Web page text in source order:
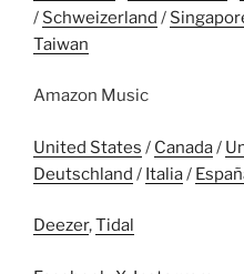
/ Schweizerland /
Taiwan
Amazon Music
United States / Canada/
Deutschland / Italia/
Deezer,Tidal